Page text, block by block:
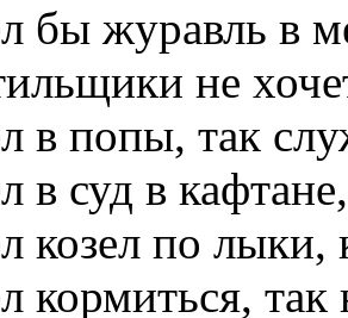
бы журавль в
не
в попы, так
в суд в
козел по лыки,
кормиться, так